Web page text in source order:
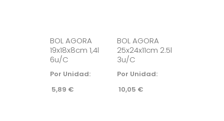
BOL AGORA
19x18x8cm 1,4l
6u/c
Por Unidad:
5,89 €
BOL AGORA
25x24x11cm 2.5l
3u/c
Por Unidad:
10,05 €